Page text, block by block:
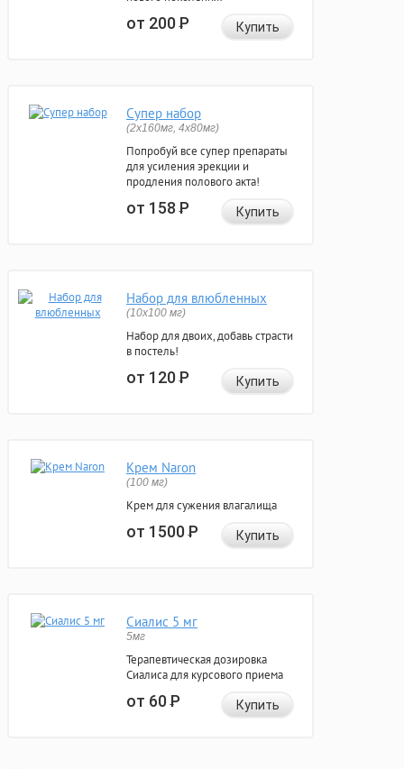
от 200Р Купить
Супер набор
(2х160мг, 4х80мг)
Попробуй все супер препараты
для усиления эрекции и
продления полового акта!
от 158Р Купить
Набор для влюбленных
(10х100 мг)
Набор для двоих, добавь страсти
в постель!
от 120Р Купить
Крем Naron
(100 мг)
Крем для сужения влагалища
от 1500Р Купить
Сиалис 5 мг
5мг
Терапевтическая дозировка
Сиалиса для курсового приема
от 60Р Купить